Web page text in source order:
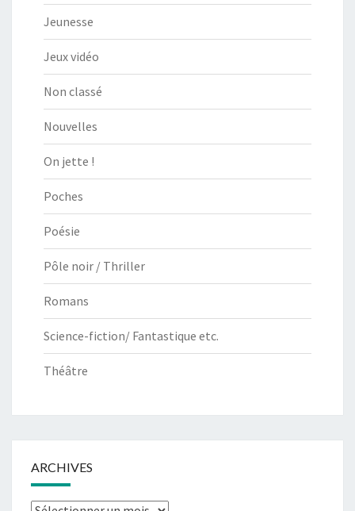
Jeunesse
Jeux vidéo
Non classé
Nouvelles
On jette !
Poches
Poésie
Pôle noir / Thriller
Romans
Science-fiction/ Fantastique etc.
Théâtre
ARCHIVES